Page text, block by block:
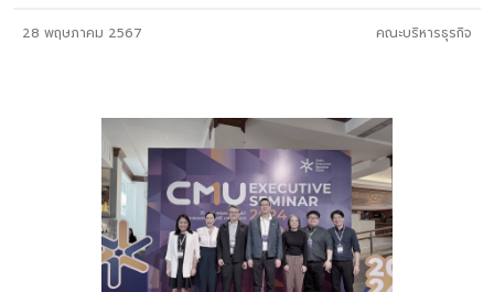
28 พฤษภาคม 2567 คณะบริหารธุรกิจ